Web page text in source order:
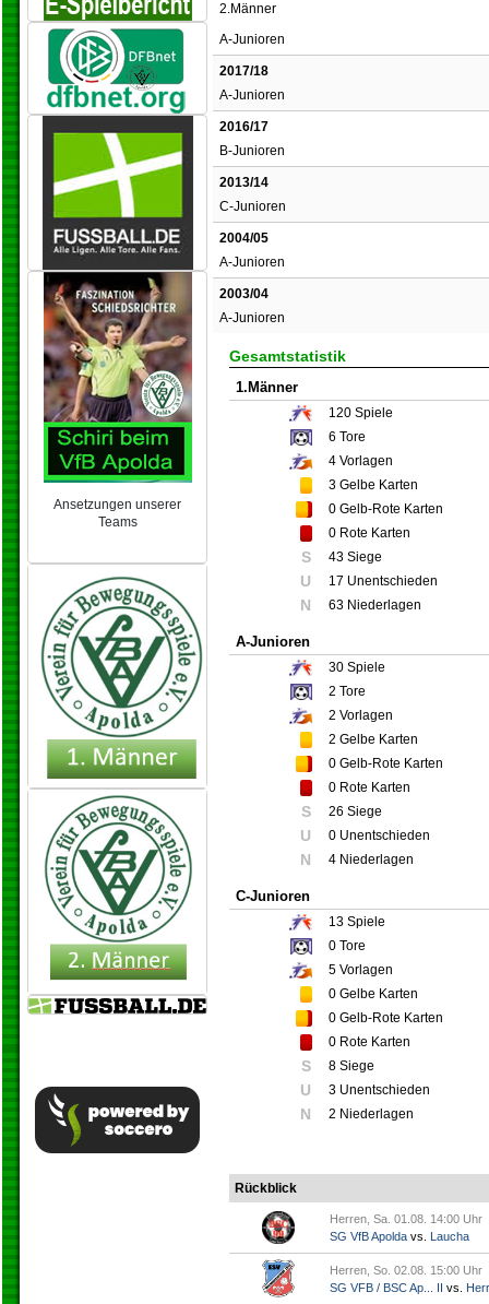
Ansetzungen unserer
Teams
2.Männer
A-Junioren
2017/18
A-Junioren
2016/17
B-Junioren
2013/14
C-Junioren
2004/05
A-Junioren
2003/04
A-Junioren
Gesamtstatistik
1.Männer
120 Spiele
6 Tore
4 Vorlagen
3 Gelbe Karten
0 Gelb-Rote Karten
0 Rote Karten
S 43 Siege
U 17 Unentschieden
N 63 Niederlagen
A-Junioren
30 Spiele
2 Tore
2 Vorlagen
2 Gelbe Karten
0 Gelb-Rote Karten
0 Rote Karten
S 26 Siege
U 0 Unentschieden
N 4 Niederlagen
C-Junioren
13 Spiele
0 Tore
5 Vorlagen
0 Gelbe Karten
0 Gelb-Rote Karten
0 Rote Karten
S 8 Siege
U 3 Unentschieden
N 2 Niederlagen
Rückblick
Herren, Sa. 01.08. 14:00 Uhr
SG VfB Apolda vs. Laucha
Herren, So. 02.08. 15:00 Uhr
SG VFB / BSC Ap... II vs.